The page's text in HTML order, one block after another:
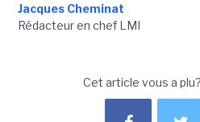
Jacques Cheminat
Rédacteur en chef LMI
Cet article vous a plu?